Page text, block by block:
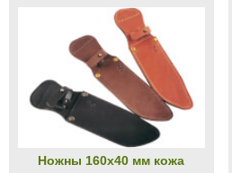
Ножны 160х40 мм кожа